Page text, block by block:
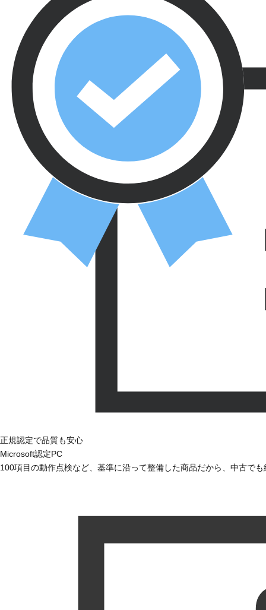
正規認定で品質も安心
Microsoft認定PC
100項目の動作点検など、基準に沿って整備した商品だから、中古で